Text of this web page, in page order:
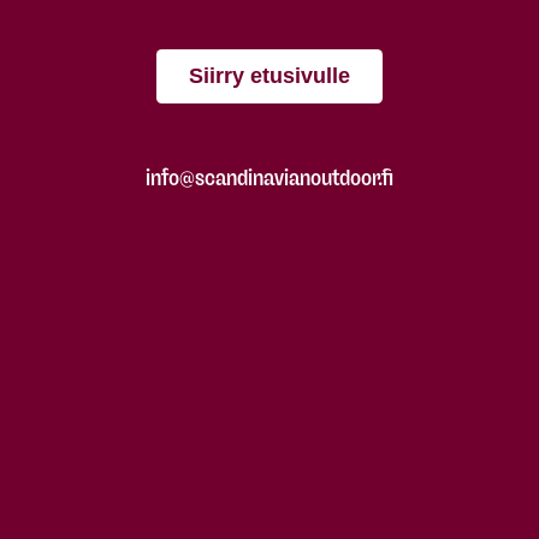
Siirry etusivulle
info@scandinavianoutdoor.fi